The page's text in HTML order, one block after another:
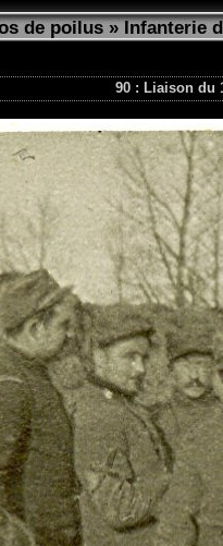
de poilus»Infanterie
90 : Liaison du